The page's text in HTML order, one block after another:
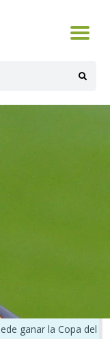
ganar la Copa del